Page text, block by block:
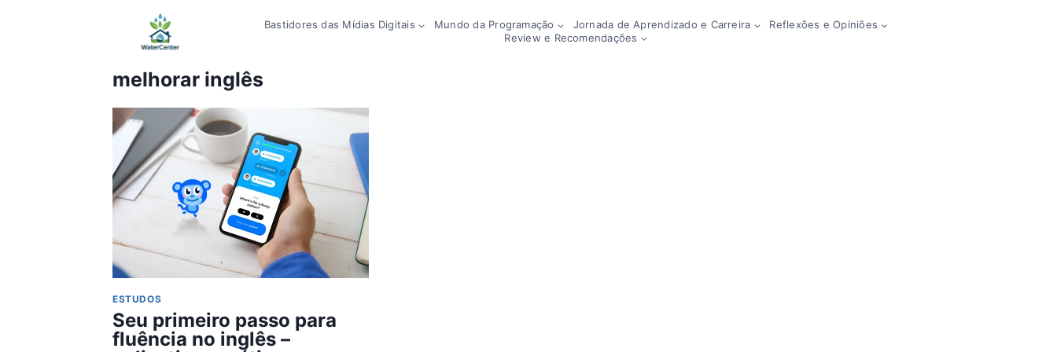
Bastidores das Mídias Digitais Mundo da Programação Jornada de Aprendizado e Carreira
Reflexões e Opiniões
Review e Recomendações
melhorar inglês
ESTUDOS
Seu primeiro passo para
fluência no inglês –